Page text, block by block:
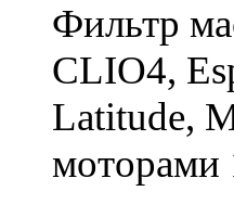
Фильтр
CLIO4,
Latitude,
моторами